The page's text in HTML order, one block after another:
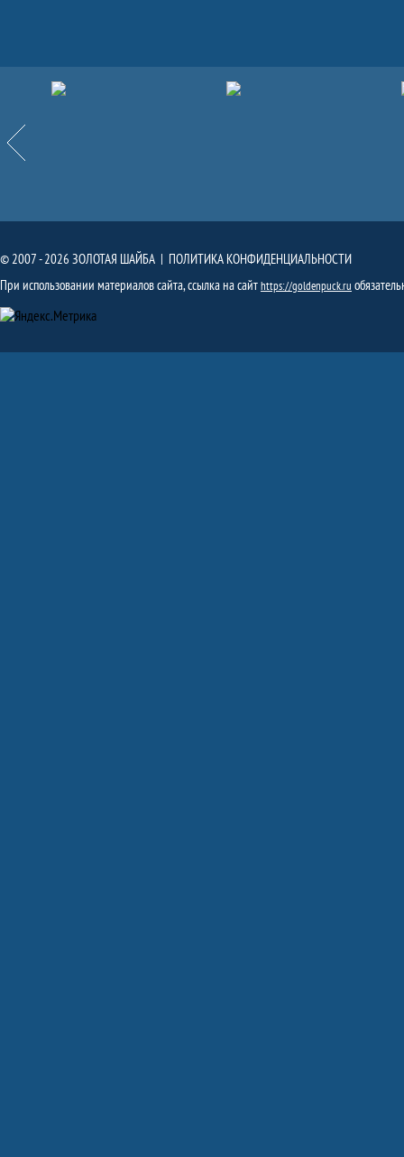
Назад
Партнёры
© 2007 - 2026 ЗОЛОТАЯ ШАЙБА | ПОЛИТИКА КОНФИДЕНЦИАЛЬНОСТИ
При использовании материалов сайта, ссылка на сайтhttps://goldenpuck.ru